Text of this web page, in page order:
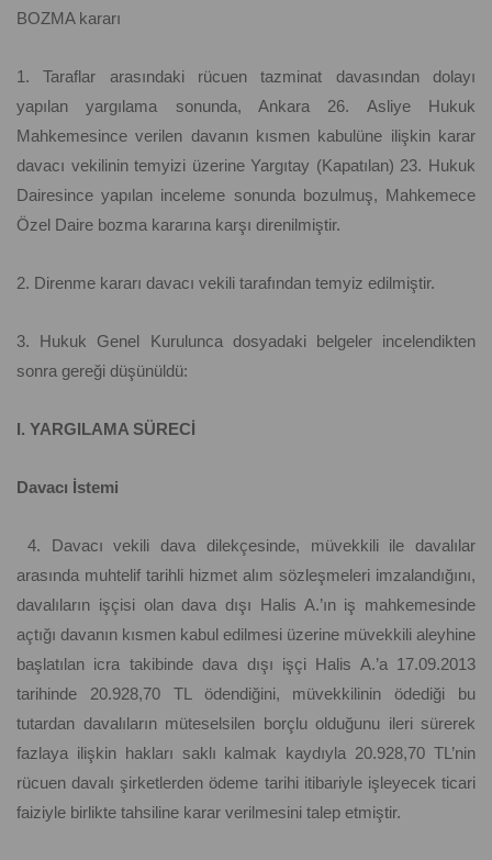
BOZMA kararı
1. Taraflar arasındaki rücuen tazminat davasından dolayı
yapılan yargılama sonunda, Ankara 26. Asliye Hukuk
Mahkemesince verilen davanın kısmen kabulüne ilişkin karar
davacı vekilinin temyizi üzerine Yargıtay (Kapatılan) 23. Hukuk
Dairesince yapılan inceleme sonunda bozulmuş, Mahkemece
Özel Daire bozma kararına karşı direnilmiştir.
2. Direnme kararı davacı vekili tarafından temyiz edilmiştir.
3. Hukuk Genel Kurulunca dosyadaki belgeler incelendikten
sonra gereği düşünüldü:
I. YARGILAMA SÜRECİ
Davacı İstemi
4. Davacı vekili dava dilekçesinde, müvekkili ile davalılar
arasında muhtelif tarihli hizmet alım sözleşmeleri imzalandığını,
davalıların işçisi olan dava dışı Halis A.’ın iş mahkemesinde
açtığı davanın kısmen kabul edilmesi üzerine müvekkili aleyhine
başlatılan icra takibinde dava dışı işçi Halis A.’a 17.09.2013
tarihinde 20.928,70 TL ödendiğini, müvekkilinin ödediği bu
tutardan davalıların müteselsilen borçlu olduğunu ileri sürerek
fazlaya ilişkin hakları saklı kalmak kaydıyla 20.928,70 TL’nin
rücuen davalı şirketlerden ödeme tarihi itibariyle işleyecek ticari
faiziyle birlikte tahsiline karar verilmesini talep etmiştir.